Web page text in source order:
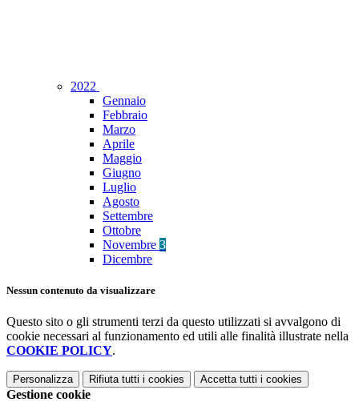
2022
Gennaio
Febbraio
Marzo
Aprile
Maggio
Giugno
Luglio
Agosto
Settembre
Ottobre
Novembre 3
Dicembre
Nessun contenuto da visualizzare
Questo sito o gli strumenti terzi da questo utilizzati si avvalgono di
cookie necessari al funzionamento ed utili alle finalità illustrate nella
COOKIE POLICY.
Personalizza Rifiuta tutti i cookies Accetta tutti i cookies
Gestione cookie